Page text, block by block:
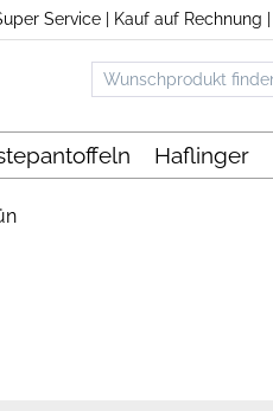
Service Kauf auf Rechnung
Haflinger